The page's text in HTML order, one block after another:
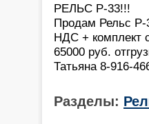
РЕЛЬС Р-33!!!
Продам Рельс Р-
НДС + комплект
65000 руб.
Татьяна 8-916-
Разделы: